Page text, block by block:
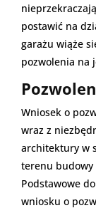
postawić na
garażu wiąże
pozwolenia na
Wniosek o
wraz z
architektury w
terenu budowy
Podstawowe
wniosku o